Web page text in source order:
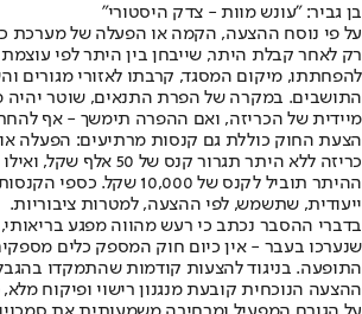
בן גביר: "עונש מוות - צדק היסטורי"
על פי נוסח ההצעה, הקמה או הפעלה של מערכת
רק לאחר קבלת היתר, שייבחן בין היתר לפי
להפחתתו, מיקום המסגד, קרבתו לאזורי מגורים
התושבים. במקרה של הפרת התנאים, שוטר יהיה
מיידית של הכריזה, ואם ההפרה תימשך - אף
הצעת החוק כוללת גם קנסות מרתיעים: הפעלה
כריזה ללא היתר תגרור קנס
ההיתר תוביל לקנס של 10,000
ייעודית, שתשמש, לפי ההצעה, למטרות ציבוריות.
בדברי ההסבר נכתב כי רעש מהווה מפגע
שנערכו בעבר - אין כיום חוק המספק כלים
התופעה. בניגוד להצעות קודמות שהתמקדו
ההצעה הנוכחית קובעת מנגנון רישוי ופיקוח